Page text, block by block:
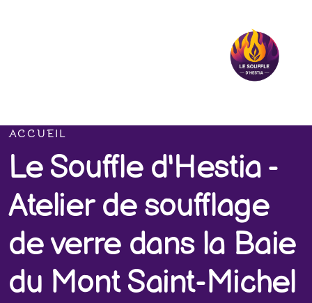
ACCUEIL
Le Souffle d'Hestia -
Atelier de soufflage
de verre dans la Baie
du Mont Saint-Michel